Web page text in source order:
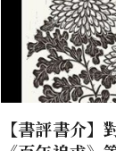
【書評書介